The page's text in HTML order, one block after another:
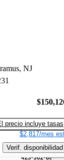
NJ
precio incluye tasas
$2,817/mes
Verif. disponibilidad